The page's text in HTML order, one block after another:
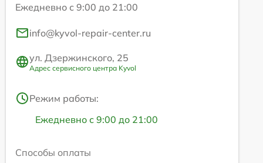
Ежедневно с 9:00 до 21:00
info@kyvol-repair-center.ru
ул. Дзержинского, 25
Адрес сервисного центра Kyvol
Режим работы:
Ежедневно с 9:00 до 21:00
Способы оплаты